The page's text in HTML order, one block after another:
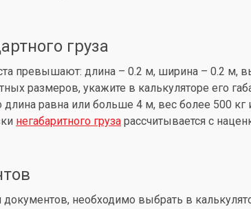
груза
превышают: длина – 0.2 м, ширина – 0.2 м,
размеров, укажите в калькуляторе его
длина равна или больше 4 м, вес более
негабаритного груза рассчитывается с
документов, необходимо выбрать в